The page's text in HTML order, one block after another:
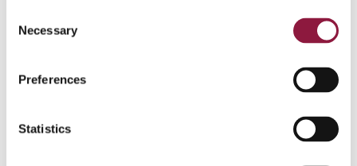
Necessary
Preferences
Statistics